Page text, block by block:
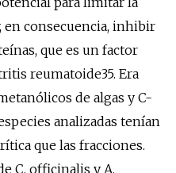
en consecuencia, inhibir
que es un factor
reumatoide35. Era
de algas y C-
analizadas tenían
que las fracciones.
C. officinalis y A.